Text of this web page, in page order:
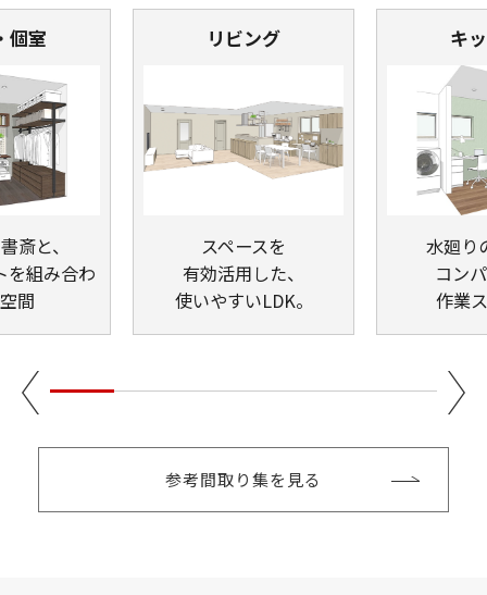
個室
斎と、
を組み合わ
間
リビング
スペースを
有効活用した、
使いやすいLDK。
キ
水廻り
コン
作業
参考間取り集を見る